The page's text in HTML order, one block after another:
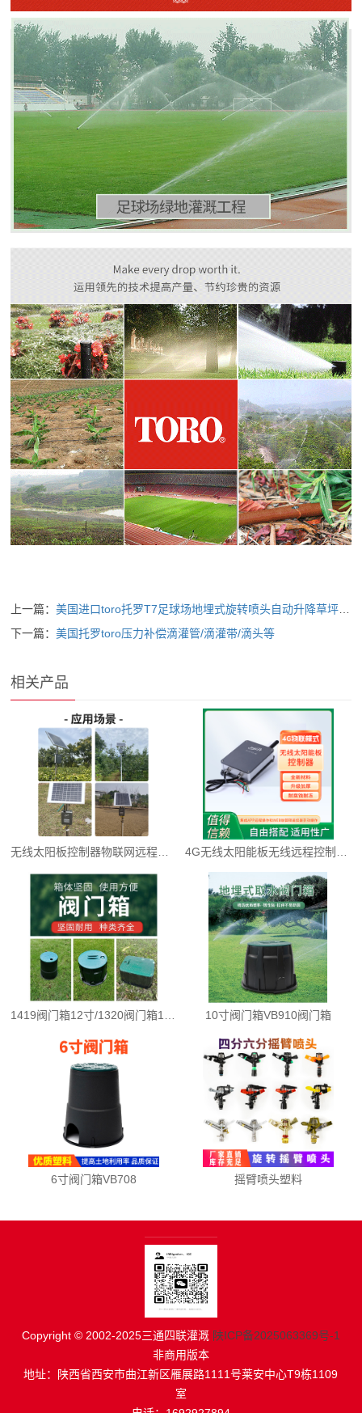
上一篇：美国进口toro托罗T7足球场地埋式旋转喷头自动升降草坪喷灌园林
下一篇：美国托罗toro压力补偿滴灌管/滴灌带/滴头等
相关产品
1419阀门箱12寸/1320阀门箱14寸 10寸阀门箱VB910阀门箱
6寸阀门箱VB708 摇臂喷头塑料
Copyright © 2002-2025三通四联灌溉 陕ICP备2025063369号-1
非商用版本
地址：陕西省西安市曲江新区雁展路1111号莱安中心T9栋1109
室